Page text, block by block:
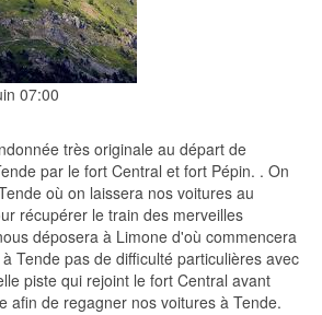
07:00
très originale au départ de
par le fort Central et fort Pépin. . On
où on laissera nos voitures au
récupérer le train des merveilles
déposera à Limone d'où commencera
Tende pas de difficulté particulières avec
piste qui rejoint le fort Central avant
afin de regagner nos voitures à Tende.